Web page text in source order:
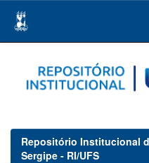
navigation
Repositório Institucional
Sergipe - RI/UFS